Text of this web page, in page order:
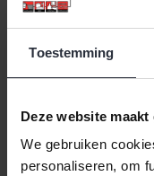
Toestemming
Deze website
We gebruiken
personaliseren, om
Stofzuiger VX6-2-
800W Wit AEG
€129,00 Incl. btw